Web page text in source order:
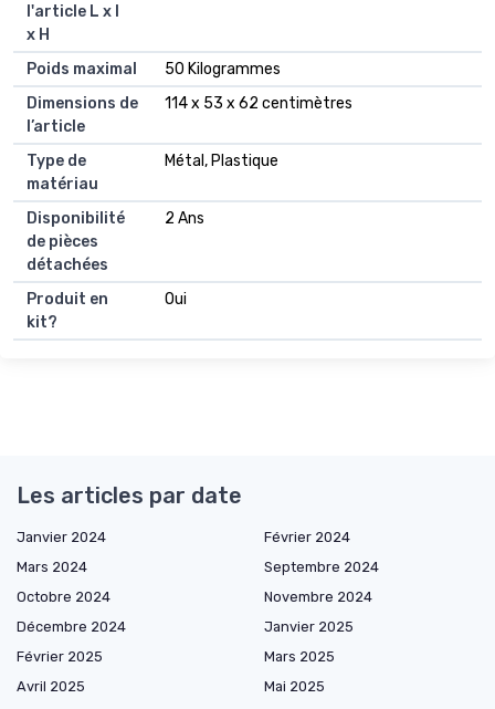
l'article L x l
x H
Poids maximal
50 Kilogrammes
Dimensions de
l’article
114 x 53 x 62 centimètres
Type de
matériau
Métal, Plastique
Disponibilité
de pièces
détachées
2 Ans
Produit en
kit?
Oui
Les articles par date
Janvier 2024
Février 2024
Mars 2024
Septembre 2024
Octobre 2024
Novembre 2024
Décembre 2024
Janvier 2025
Février 2025
Mars 2025
Avril 2025
Mai 2025